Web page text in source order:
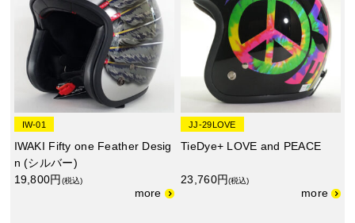
IW-01
IWAKI Fifty one Feather Desig
n (シルバー)
19,800円 (税込)
JJ-29LOVE
TieDye+ LOVE and PEACE
23,760円(税込)